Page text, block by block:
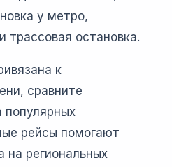
у метро,
трассовая остановка.
к
сравните
популярных
рейсы помогают
на региональных